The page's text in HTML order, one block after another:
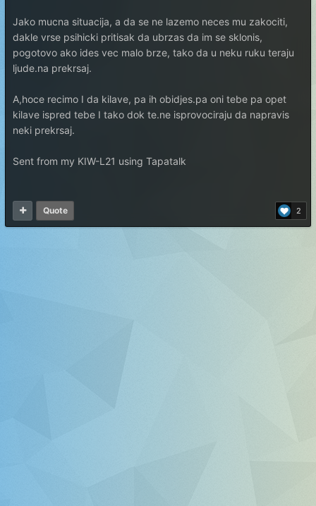
Jako mucna situacija, a da se ne lazemo neces mu zakociti,
dakle vrse psihicki pritisak da ubrzas da im se sklonis,
pogotovo ako ides vec malo brze, tako da u neku ruku teraju
ljude.na prekrsaj.
A,hoce recimo I da kilave, pa ih obidjes.pa oni tebe pa opet
kilave ispred tebe I tako dok te.ne isprovociraju da napravis
neki prekrsaj.
Sent from my KIW-L21 using Tapatalk
2
Quote